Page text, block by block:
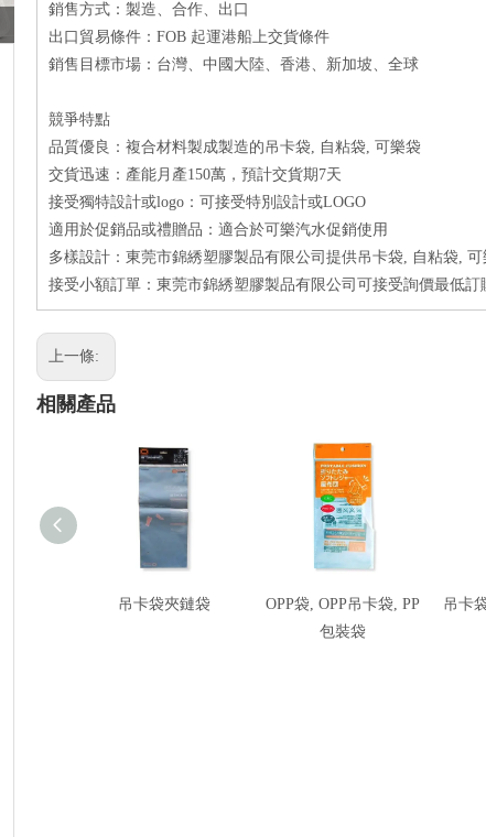
銷售方式：製造、合作、出口
出口貿易條件：FOB 起運港船上交貨條件
銷售目標市場：台灣、中國大陸、香港、新加坡、全球
競爭特點
品質優良：複合材料製成製造的吊卡袋, 自粘袋, 可樂袋
交貨迅速：產能月產150萬，預計交貨期7天
接受獨特設計或logo：可接受特別設計或LOGO
適用於促銷品或禮贈品：適合於可樂汽水促銷使用
多樣設計：東莞市錦綉塑膠製品有限公司提供吊卡袋, 自粘袋,
接受小額訂單：東莞市錦綉塑膠製品有限公司可接受詢價最低訂
上一條:
相關產品
吊卡袋夾鏈袋
OPP袋, OPP吊卡袋, PP
包裝袋
吊卡